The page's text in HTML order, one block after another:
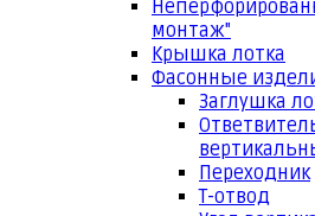
монтаж"
Крышка лотка
Фасонные
Заглушка
Переходник
Т-отвод